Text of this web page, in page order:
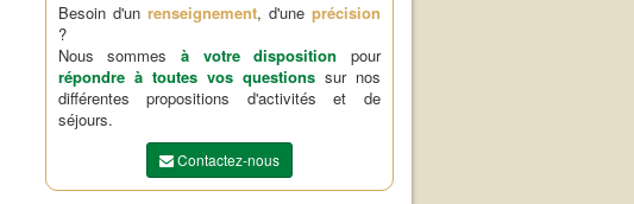
Besoin d'un renseignement, d'une précision
?
Nous sommes à votre disposition pour
répondre à toutes vos questionssur nos
différentes propositions d'activités et de
séjours.
Contactez-nous